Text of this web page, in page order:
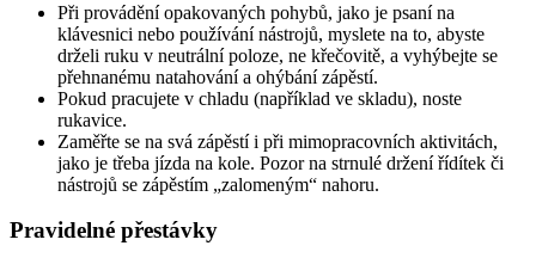
Při provádění opakovaných pohybů, jako je psaní na
klávesnici nebo používání nástrojů, myslete na to, abyste
drželi ruku v neutrální poloze, ne křečovitě, a vyhýbejte se
přehnanému natahování a ohýbání zápěstí.
Pokud pracujete v chladu (například ve skladu), noste
rukavice.
Zaměřte se na svá zápěstí i při mimopracovních aktivitách,
jako je třeba jízda na kole. Pozor na strnulé držení řídítek či
nástrojů se zápěstím „zalomeným“ nahoru.
Pravidelné přestávky